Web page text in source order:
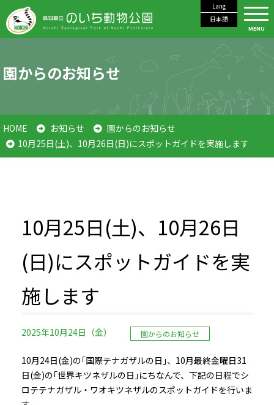
Lang
日本語
MENU
園からのお知らせ
HOME お知らせ
園からのお知らせ
10月25日(土)、10月26日(日)にスポットガイドを実施します
10月25日(土)、10月26日
(日)にスポットガイドを実
施します
2025年10月24日（金） 園からのお知らせ
10月24日(金)の｢国際テナガザルの日｣、10月最終金曜日31
日(金)の｢世界キツネザルの日｣にちなんで、下記の日程でシ
ロテテナガザル・ワオキツネザルのスポットガイドを行いま